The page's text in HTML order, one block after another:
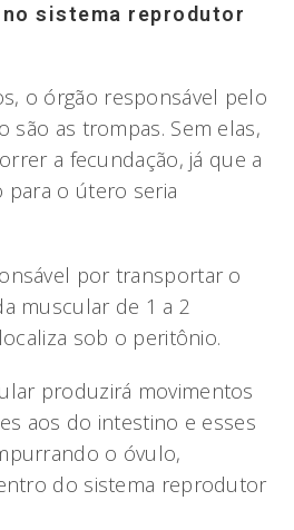
sistema reprodutor
o órgão responsável pelo
as trompas. Sem elas,
a fecundação, já que a
para o útero seria
por transportar o
muscular de 1 a 2
sob o peritônio.
produzirá movimentos
aos do intestino e esses
o óvulo,
do sistema reprodutor